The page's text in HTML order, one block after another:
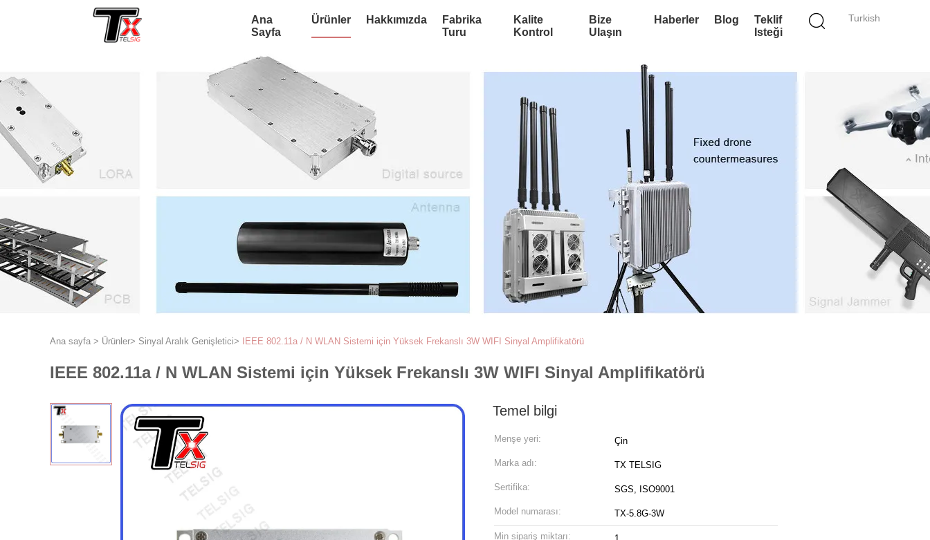
Turkish
Ana
Sayfa
Ürünler Hakkımızda
Fabrika
Turu
Kalite
Kontrol
Bize
Ulaşın
Haberler Blog
Teklif
Isteği
Ana sayfa > Ürünler> Sinyal Aralık Genişletici> IEEE 802.11a / N WLAN Sistemi için Yüksek Frekanslı 3W WIFI Sinyal Amplifikatörü
IEEE 802.11a / N WLAN Sistemi için Yüksek Frekanslı 3W WIFI Sinyal Amplifikatörü
Temel bilgi
Menşe yeri: Çin
Marka adı: TX TELSIG
Sertifika: SGS, ISO9001
Model numarası: TX-5.8G-3W
Min sipariş miktarı: